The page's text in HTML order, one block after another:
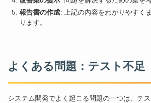
報告書の作成: 上記の内容をわかりやすく
ります。
よくある問題：テスト不足
システム開発でよく起こる問題の一つは、テ